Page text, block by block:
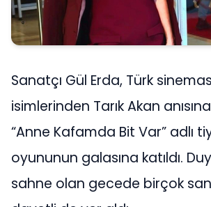
Sanatçı Gül Erda, Türk
isimlerinden Tarık Akan
“Anne Kafamda Bit Var” adlı
oyununun galasına katıldı.
sahne olan gecede birçok